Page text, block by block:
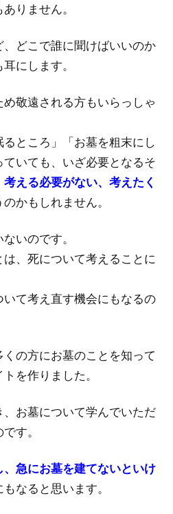
りません。
どこで誰に聞けばいいのか
にします。
敬遠される方もいらっしゃ
るところ」「お墓を粗末にし
いても、いざ必要となるそ
考える必要がない、考えたく
かもしれません。
いのです。
、死について考えることに
て考え直す機会にもなるの
の方にお墓のことを知って
を作りました。
お墓について学んでいただ
す。
、急にお墓を建てないといけ
なると思います。